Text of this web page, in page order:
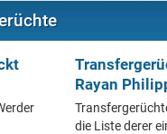
Rayan
die Liste derer